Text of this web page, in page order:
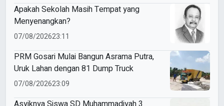
Apakah Sekolah Masih Tempat yang
Menyenangkan?
07/08/202623:11
PRM Gosari Mulai Bangun Asrama Putra,
Uruk Lahan dengan 81 Dump Truck
07/08/202623:09